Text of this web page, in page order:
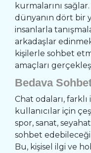
kurmalarını
dünyanın dört bir
insanlarla
arkadaşlar
kişilerle sohbet
amaçları
Bedava
Chat odaları, farklı
kullanıcılar için
spor, sanat,
sohbet
Bu, kişisel ilgi ve